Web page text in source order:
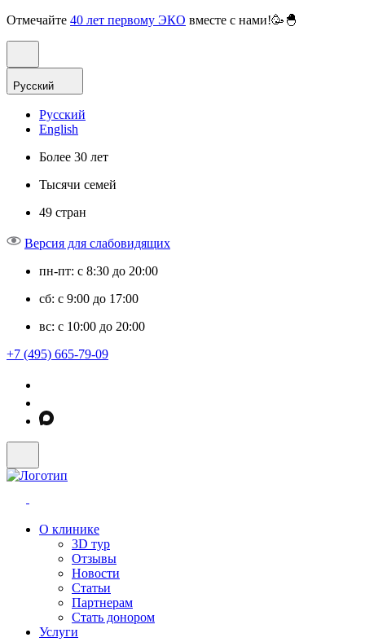
Отмечайте 40 лет первому ЭКО вместе с нами!🥳🐣
Русский
Русский
English
Более 30 лет
Тысячи семей
49 стран
Версия для слабовидящих
пн-пт: с 8:30 до 20:00
сб: с 9:00 до 17:00
вс: с 10:00 до 20:00
+7 (495) 665-79-09
О клинике
3D тур
Отзывы
Новости
Статьи
Партнерам
Стать донором
Услуги